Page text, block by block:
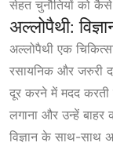
सेहत चुनौतियों को
अल्लोपैथी:
अल्लोपैथी एक
रसायनिक और जरुरी
दूर करने में मदद करती
लगाना और उन्हें बाहर
विज्ञान के साथ-साथ